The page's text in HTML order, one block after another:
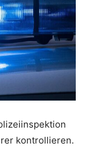
kontrollieren.